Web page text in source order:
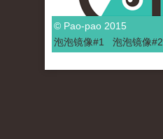
© Pao-pao 2015
泡泡镜像#1 泡泡镜像#2